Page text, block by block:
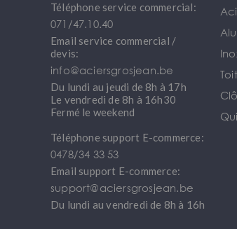
Téléphone service commercial:
071/47.10.40
Email service commercial /
devis:
info@aciersgrosjean.be
Du lundi au jeudi de 8h à 17h
Le vendredi de 8h à 16h30
Fermé le weekend
Téléphone support E-commerce:
0478/34 33 53
Email support E-commerce:
support@aciersgrosjean.be
Du lundi au vendredi de 8h à 16h